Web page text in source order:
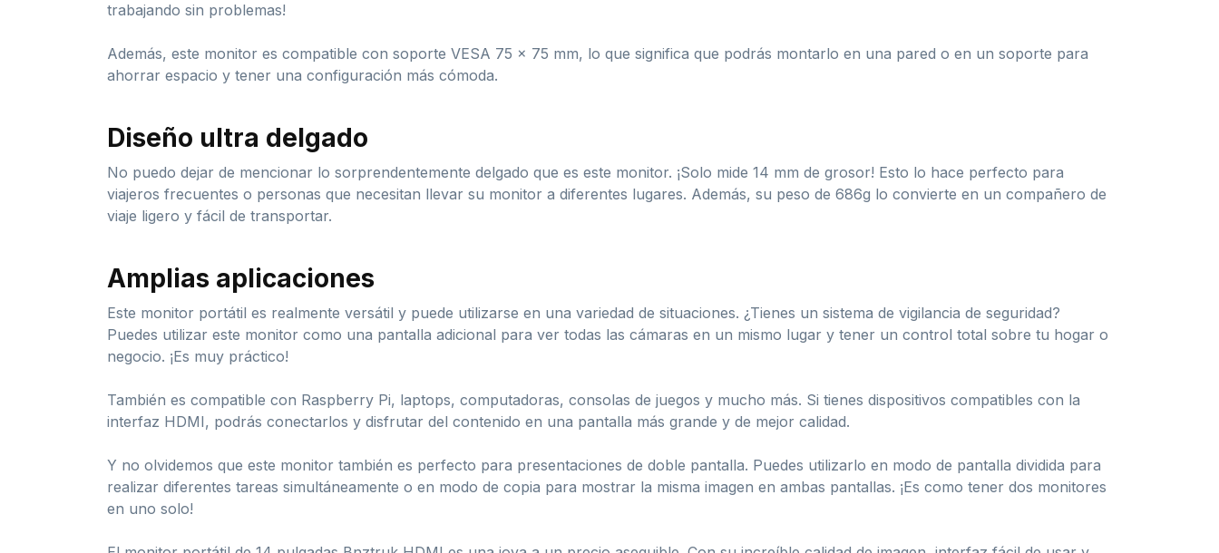
trabajando sin problemas!
Además, este monitor es compatible con soporte VESA 75 x 75 mm, lo que significa que podrás montarlo en una pared o en un soporte para
ahorrar espacio y tener una configuración más cómoda.
Diseño ultra delgado
No puedo dejar de mencionar lo sorprendentemente delgado que es este monitor. ¡Solo mide 14 mm de grosor! Esto lo hace perfecto para
viajeros frecuentes o personas que necesitan llevar su monitor a diferentes lugares. Además, su peso de 686g lo convierte en un compañero de
viaje ligero y fácil de transportar.
Amplias aplicaciones
Este monitor portátil es realmente versátil y puede utilizarse en una variedad de situaciones. ¿Tienes un sistema de vigilancia de seguridad?
Puedes utilizar este monitor como una pantalla adicional para ver todas las cámaras en un mismo lugar y tener un control total sobre tu hogar o
negocio. ¡Es muy práctico!
También es compatible con Raspberry Pi, laptops, computadoras, consolas de juegos y mucho más. Si tienes dispositivos compatibles con la
interfaz HDMI, podrás conectarlos y disfrutar del contenido en una pantalla más grande y de mejor calidad.
Y no olvidemos que este monitor también es perfecto para presentaciones de doble pantalla. Puedes utilizarlo en modo de pantalla dividida para
realizar diferentes tareas simultáneamente o en modo de copia para mostrar la misma imagen en ambas pantallas. ¡Es como tener dos monitores
en uno solo!